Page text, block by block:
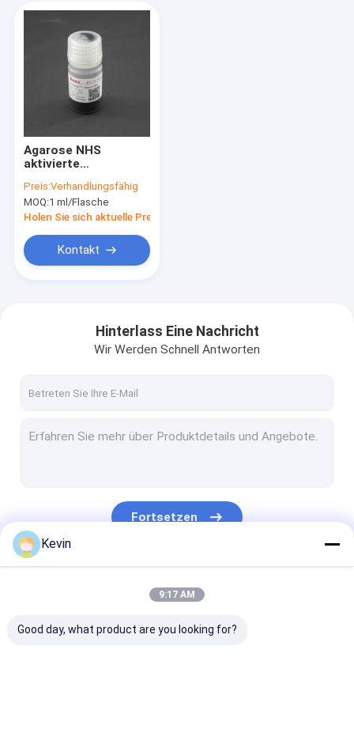
Agarose NHS
aktivierte
Preactivated N -
Hydroxyl-
Succinimide-
Preis:Verhandlungsfähig
MOQ:1 ml/Flasche
Holen Sie sich aktuelle Preis
Kontakt
Hinterlass Eine Nachricht
Wir Werden Schnell Antworten
Fortsetzen
Kevin
9:17 AM
Good day, what product are you looking for?